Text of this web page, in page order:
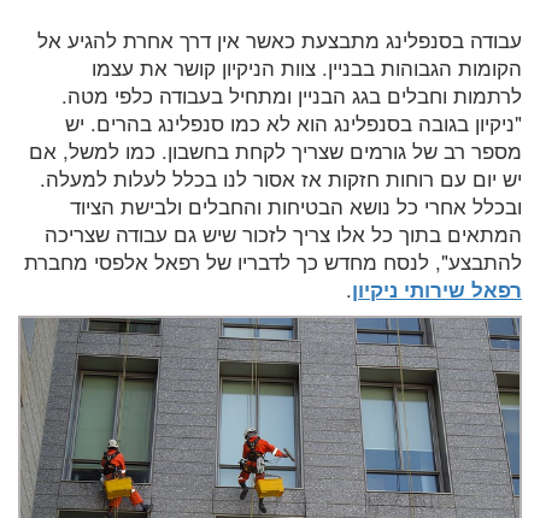
עבודה בסנפלינג מתבצעת כאשר אין דרך אחרת להגיע אל
הקומות הגבוהות בבניין. צוות הניקיון קושר את עצמו
לרתמות וחבלים בגג הבניין ומתחיל בעבודה כלפי מטה.
"ניקיון בגובה בסנפלינג הוא לא כמו סנפלינג בהרים. יש
מספר רב של גורמים שצריך לקחת בחשבון. כמו למשל, אם
יש יום עם רוחות חזקות אז אסור לנו בכלל לעלות למעלה.
ובכלל אחרי כל נושא הבטיחות והחבלים ולבישת הציוד
המתאים בתוך כל אלו צריך לזכור שיש גם עבודה שצריכה
להתבצע", לנסח מחדש כך לדבריו של רפאל אלפסי מחברת
רפאל שירותי ניקיון.